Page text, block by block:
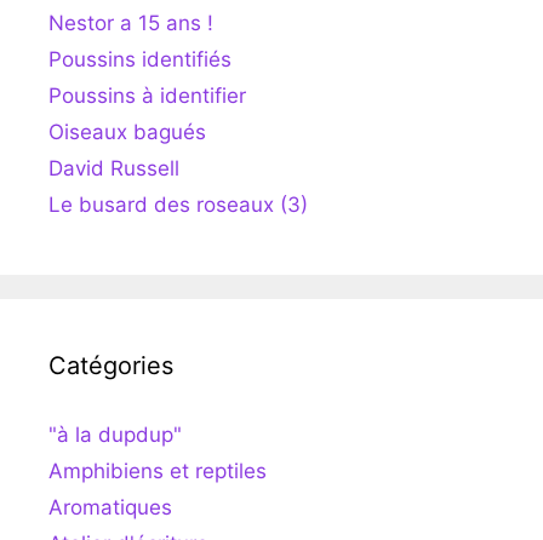
Nestor a 15 ans !
Poussins identifiés
Poussins à identifier
Oiseaux bagués
David Russell
Le busard des roseaux (3)
Catégories
"à la dupdup"
Amphibiens et reptiles
Aromatiques